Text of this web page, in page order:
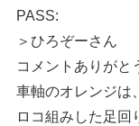
PASS:
＞ひろぞーさん
コメントありがと
車軸のオレンジは
ロコ組みした足回